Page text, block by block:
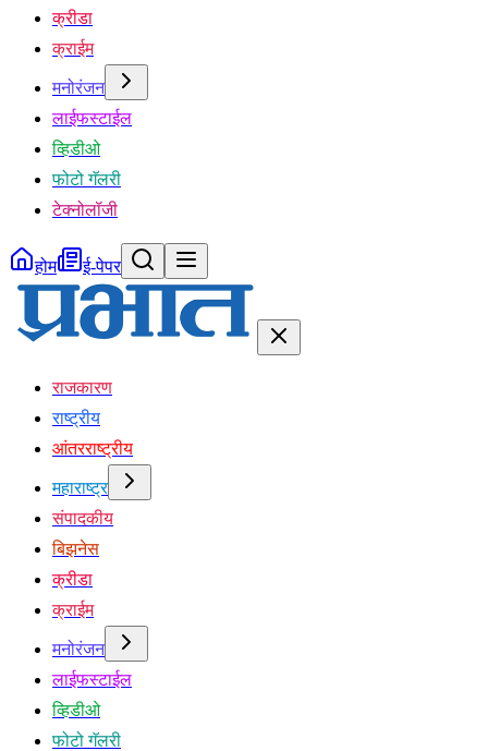
क्रीडा
क्राईम
मनोरंजन
लाईफस्टाईल
व्हिडीओ
फोटो गॅलरी
टेक्नोलॉजी
होम ई-पेपर
राजकारण
राष्ट्रीय
आंतरराष्ट्रीय
महाराष्ट्र
संपादकीय
बिझनेस
क्रीडा
क्राईम
मनोरंजन
लाईफस्टाईल
व्हिडीओ
फोटो गॅलरी